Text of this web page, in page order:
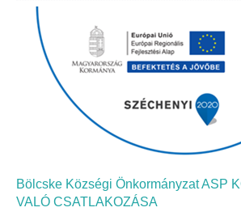
HIVATAL
Szervezeti felépítés
Dokumentumok
Nyomtatványok
Szabályzatok
Bölcske Községi Önkormányzat ASP
VALÓ CSATLAKOZÁSA